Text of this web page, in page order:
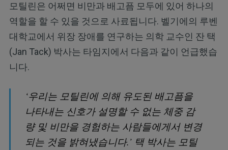
모틸린은 어쩌면 비만과 배고픔 모두에 있어 하나의
역할을 할 수 있을 것으로 사료됩니다. 벨기에의 루벤
대학교에서 위장 장애를 연구하는 의학 교수인 잔 택
(Jan Tack) 박사는 타임지에서 다음과 같이 언급했습
니다.
‘우리는 모틸린에 의해 유도된 배고픔을
나타내는 신호가 설명할 수 없는 체중 감
량 및 비만을 경험하는 사람들에게서 변경
되는 것을 밝혀냈습니다.’ 택 박사는 모틸